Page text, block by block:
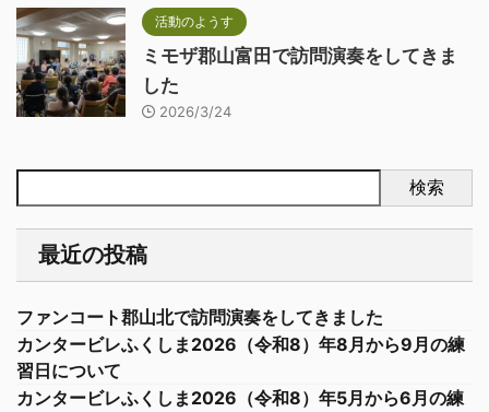
活動のようす
ミモザ郡山富田で訪問演奏をしてきま
した
2026/3/24
検索
最近の投稿
ファンコート郡山北で訪問演奏をしてきました
カンタービレふくしま2026（令和8）年8月から9月の練
習日について
カンタービレふくしま2026（令和8）年5月から6月の練